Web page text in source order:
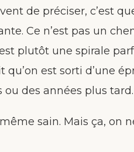
de préciser, c’est
Ce n’est pas un
plutôt une spirale
qu’on est sorti d’une
des années plus tard.
sain. Mais ça, on